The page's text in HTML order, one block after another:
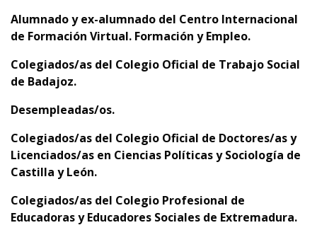
Alumnado y ex-alumnado del Centro Internacional
de Formación Virtual. Formación y Empleo.
Colegiados/as del Colegio Oficial de Trabajo Social
de Badajoz.
Desempleadas/os.
Colegiados/as del Colegio Oficial de Doctores/as y
Licenciados/as en Ciencias Políticas y Sociología de
Castilla y León.
Colegiados/as del Colegio Profesional de
Educadoras y Educadores Sociales de Extremadura.